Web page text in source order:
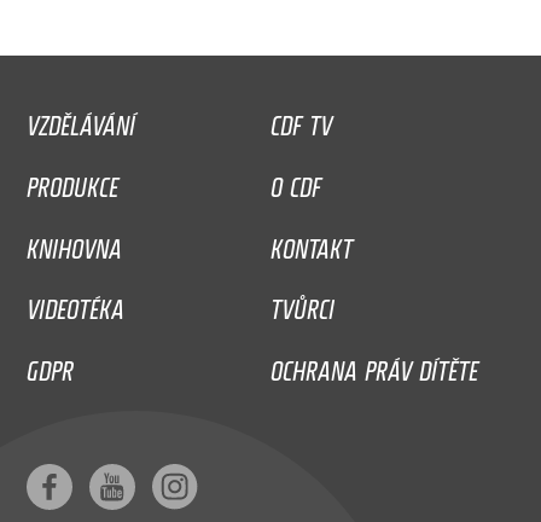
VZDĚLÁVÁNÍ
CDF TV
PRODUKCE
O CDF
KNIHOVNA
KONTAKT
VIDEOTÉKA
TVŮRCI
GDPR
OCHRANA PRÁV DÍTĚTE